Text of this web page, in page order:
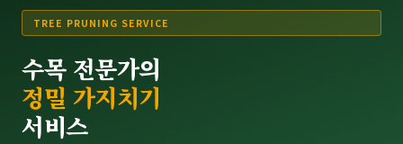
TREE PRUNING SERVICE
수목 전문가의
정밀 가지치기
서비스